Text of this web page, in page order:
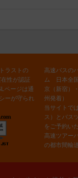
ラストの
性が認証
ページは通
ーが守られ
高速バスの
ム 日本全
京（新宿）
州発着）
当サイトで
ス）とバス
をご予約い
高速ツアー
の都市間輸